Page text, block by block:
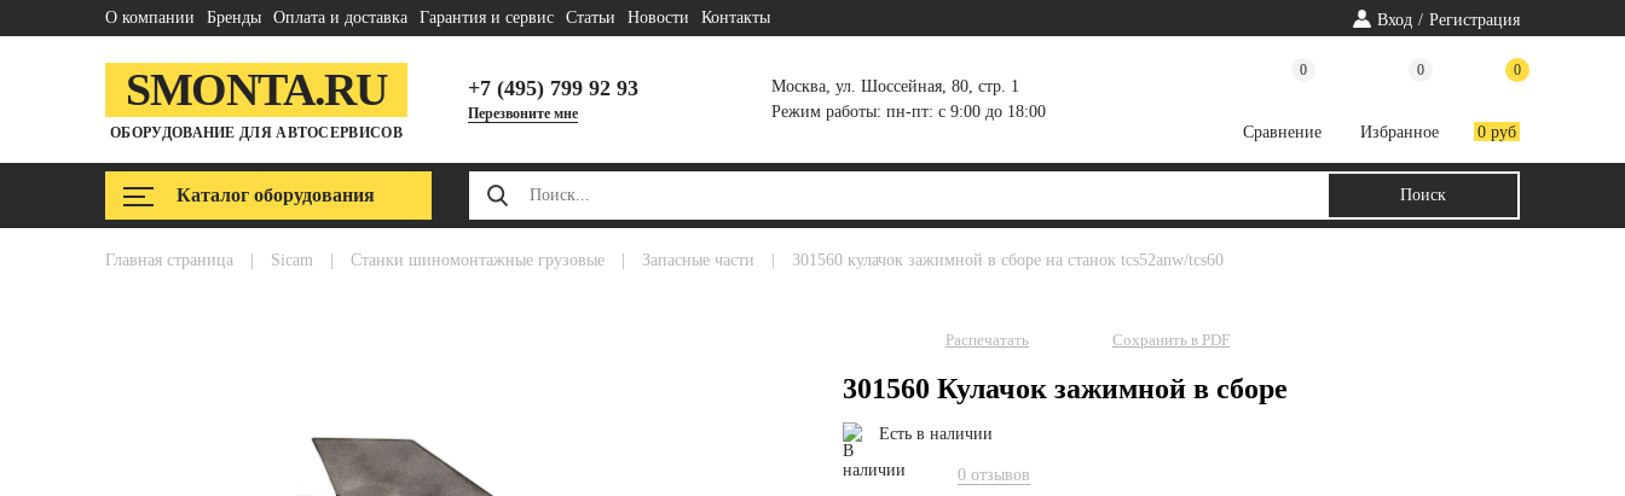
О компании Бренды Оплата и доставка Гарантия и сервис Статьи Новости Контакты Вход / Регистрация
SMONTA.RU
ОБОРУДОВАНИЕ ДЛЯ АВТОСЕРВИСОВ
+7 (495) 799 92 93
Перезвоните мне
Москва, ул. Шоссейная, 80, стр. 1
Режим работы: пн-пт: с 9:00 до 18:00
0
Cравнение
0
Избранное
0
0 руб
Каталог оборудования
главная страница sicam станки шиномонтажные грузовые запасные части 301560 кулачок зажимной в сборе на станок tcs52anw/tcs60
Распечатать Сохранить в PDF
301560 Кулачок зажимной в сборе
Есть в наличии
0 отзывов